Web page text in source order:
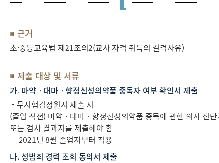
근거
초·중등교육법 제21조의2(교사 자격 취득의 결격사유)
제출 대상 및 서류
가. 마약ㆍ대마ㆍ향정신성의약품 중독자 여부 확인서 제출
- 무시험검정원서 제출 시
(졸업 직전) 마약ㆍ대마ㆍ향정신성의약품 중독에 관한 의사 진
또는 검사 결과지를 제출해야 함
- 2021년 8월 졸업자부터 적용
나. 성범죄 경력 조회 동의서 제출